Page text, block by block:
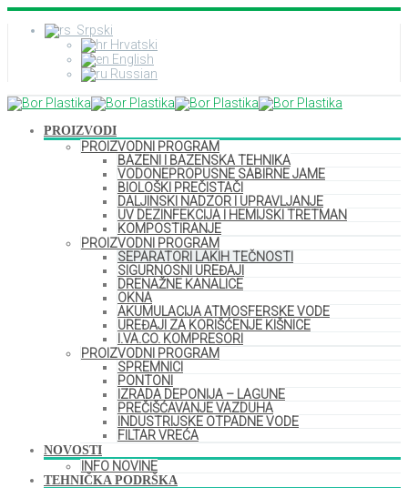
Srpski
Hrvatski
English
Russian
PROIZVODI
PROIZVODNI PROGRAM
BAZENI I BAZENSKA TEHNIKA
VODONEPROPUSNE SABIRNE JAME
BIOLOŠKI PREČISTAČI
DALJINSKI NADZOR I UPRAVLJANJE
UV DEZINFEKCIJA I HEMIJSKI TRETMAN
KOMPOSTIRANJE
PROIZVODNI PROGRAM
SEPARATORI LAKIH TEČNOSTI
SIGURNOSNI UREĐAJI
DRENAŽNE KANALICE
OKNA
AKUMULACIJA ATMOSFERSKE VODE
UREĐAJI ZA KORIŠĆENJE KIŠNICE
I.VA.CO. KOMPRESORI
PROIZVODNI PROGRAM
SPREMNICI
PONTONI
IZRADA DEPONIJA – LAGUNE
PREČIŠĆAVANJE VAZDUHA
INDUSTRIJSKE OTPADNE VODE
FILTAR VREĆA
NOVOSTI
INFO NOVINE
TEHNIČKA PODRŠKA